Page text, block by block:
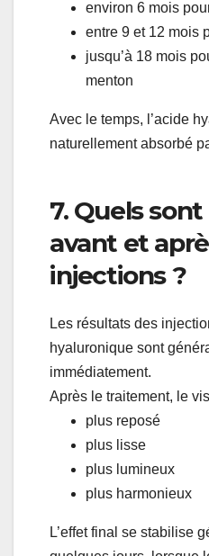
environ 6 mois
entre 9 et 12 mois
jusqu’à 18 mois
menton
Avec le temps, l’acide
naturellement absorbé
7. Quels
avant et
injections ?
Les résultats des
hyaluronique sont
immédiatement.
Après le traitement, le
plus reposé
plus lisse
plus lumineux
plus harmonieux
L’effet final se stabilise